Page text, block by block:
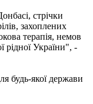
стрічки
захоплених
терапія, немов
рідної України", -
будь-якої держави